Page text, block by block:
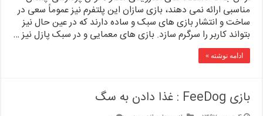
مناسبی ارائه نمی دهند، بازی سازان این پلتفرم نیز عموماً سعی در
ساخت و انتشار بازی های سبک و ساده دارند که در عین حال نیز
بتواند کاربر را سرگرم سازد. بازی های معمایی و در سبک پازل نیز …
ادامه نوشته »
بازی FeeDog : غذا دادن به سگ